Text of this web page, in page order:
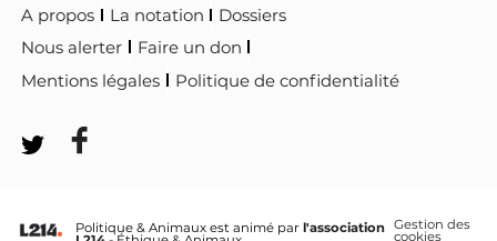
A propos La notation
Dossiers
Nous alerter
Faire un don
Mentions légales
Politique de confidentialité
Politique & Animaux est animé parl'association Gestion des
cookies